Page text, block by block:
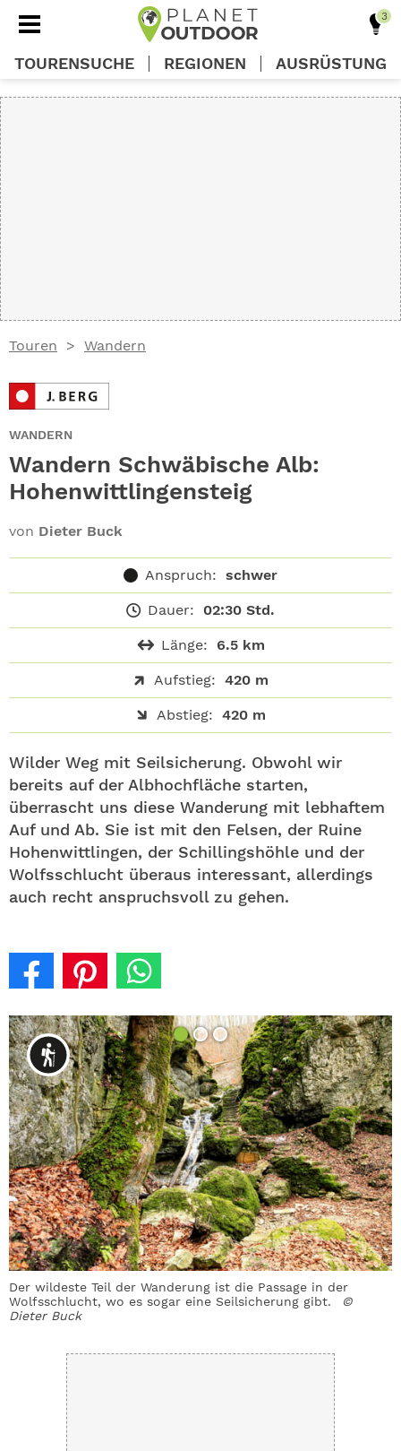
Touren Wandern
WANDERN
Wandern Schwäbische Alb:
Hohenwittlingensteig
von Dieter Buck
Anspruch: schwer
Dauer: 02:30 Std.
Länge: 6.5 km
Aufstieg: 420 m
Abstieg: 420 m
Wilder Weg mit Seilsicherung. Obwohl wir
bereits auf der Albhochfläche starten,
überrascht uns diese Wanderung mit lebhaftem
Auf und Ab. Sie ist mit den Felsen, der Ruine
Hohenwittlingen, der Schillingshöhle und der
Wolfsschlucht überaus interessant, allerdings
auch recht anspruchsvoll zu gehen.
Der wildeste Teil der Wanderung ist die Passage in der
Wolfsschlucht, wo es sogar eine Seilsicherung gibt.
©
Dieter Buck
TOURENSUCHE REGIONEN AUSRÜSTUNG
ABO
GEWINNEN
NEWSLETTER
SHOP